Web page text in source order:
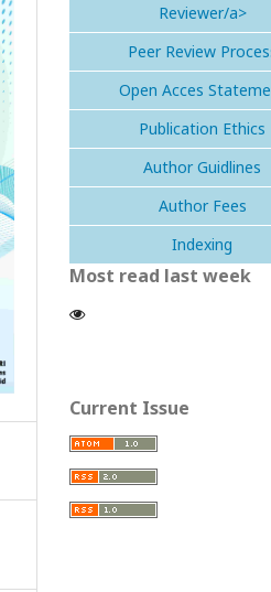
Reviewer/a>
Peer Review
Open Acces
Publication Ethics
Author Guidlines
Author Fees
Indexing
Most read last week
Current Issue